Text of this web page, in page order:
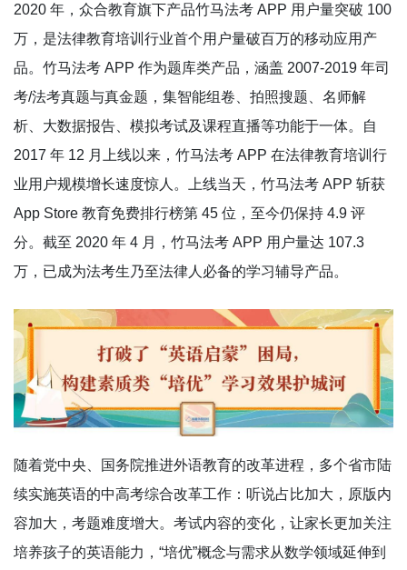
2020 年，众合教育旗下产品竹马法考 APP 用户量突破 100
万，是法律教育培训行业首个用户量破百万的移动应用产
品。竹马法考 APP 作为题库类产品，涵盖 2007-2019 年司
考/法考真题与真金题，集智能组卷、拍照搜题、名师解
析、大数据报告、模拟考试及课程直播等功能于一体。自
2017 年 12 月上线以来，竹马法考 APP 在法律教育培训行
业用户规模增长速度惊人。上线当天，竹马法考 APP 斩获
App Store 教育免费排行榜第 45 位，至今仍保持 4.9 评
分。截至 2020 年 4 月，竹马法考 APP 用户量达 107.3
万，已成为法考生乃至法律人必备的学习辅导产品。
随着党中央、国务院推进外语教育的改革进程，多个省市陆
续实施英语的中高考综合改革工作：听说占比加大，原版内
容加大，考题难度增大。考试内容的变化，让家长更加关注
培养孩子的英语能力，“培优”概念与需求从数学领域延伸到